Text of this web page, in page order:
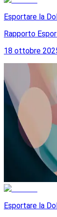
Esportare la
Rapporto
18 ottobre
Esportare la